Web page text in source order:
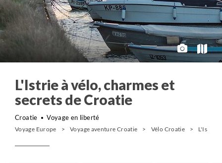
L'Istrie à vélo, charmes et
secrets de Croatie
Croatie Voyage en liberté
Voyage Europe Voyage aventure Croatie Vélo Croatie L'Istrie